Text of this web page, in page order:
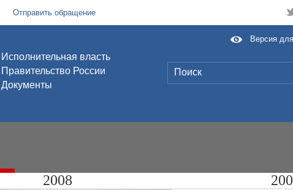
Отправить обращение
Исполнительная власть
Правительство России
Документы
Версия
2008